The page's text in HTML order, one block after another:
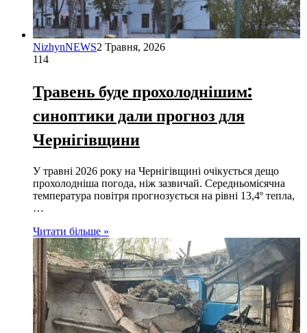
NizhynNEWS2 Травня, 2026
114
Травень буде прохолоднішим:
синоптики дали прогноз для
Чернігівщини
У травні 2026 року на Чернігівщині очікується дещо
прохолодніша погода, ніж зазвичай. Середньомісячна
температура повітря прогнозується на рівні 13,4º тепла,
…
Читати більше »